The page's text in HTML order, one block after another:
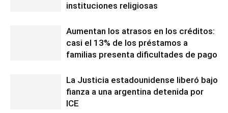
instituciones religiosas
Aumentan los atrasos en los créditos:
casi el 13% de los préstamos a
familias presenta dificultades de pago
La Justicia estadounidense liberó bajo
fianza a una argentina detenida por
ICE